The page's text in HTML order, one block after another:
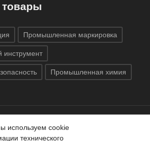
Промышленная маркировка
инструмент
Промышленная химия
© 2020 ГК «Индатэк»
используем cookie
технического